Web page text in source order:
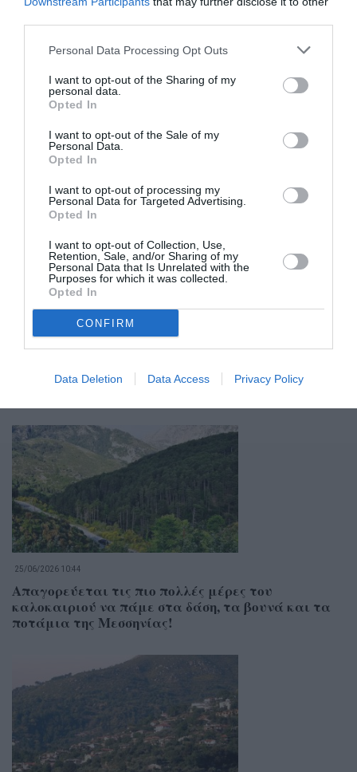
Personal Data Processing Opt Outs
I want to opt-out of the Sharing of my
personal data.
Opted In
I want to opt-out of the Sale of my
Personal Data.
Opted In
I want to opt-out of processing my
Personal Data for Targeted Advertising.
Opted In
I want to opt-out of Collection, Use,
Retention, Sale, and/or Sharing of my
Personal Data that Is Unrelated with the
Purposes for which it was collected.
Opted In
CONFIRM
Data Deletion Data Access Privacy Policy
25/06/2026 10:44
Απαγορεύεται τις πιο πολλές μέρες του
καλοκαιριού να πάμε στα δάση, τα βουνά και τα
ποτάμια της Μεσσηνίας!